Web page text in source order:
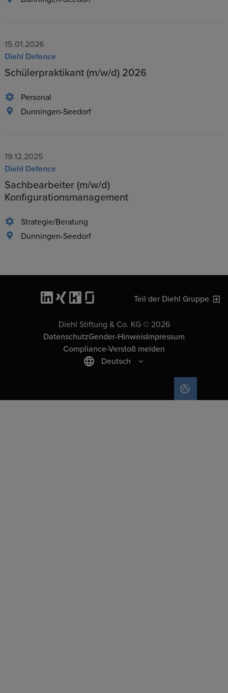
15.01.2026
Diehl Defence
Schülerpraktikant (m/w/d) 2026
Personal
Dunningen-Seedorf
19.12.2025
Diehl Defence
Sachbearbeiter (m/w/d)
Konfigurationsmanagement
Strategie/Beratung
Dunningen-Seedorf
Teil der Diehl Gruppe
Diehl Stiftung & Co. KG © 2026
DatenschutzGender-HinweisImpressum
Compliance-Verstoß melden
Deutsch
COOKIE-